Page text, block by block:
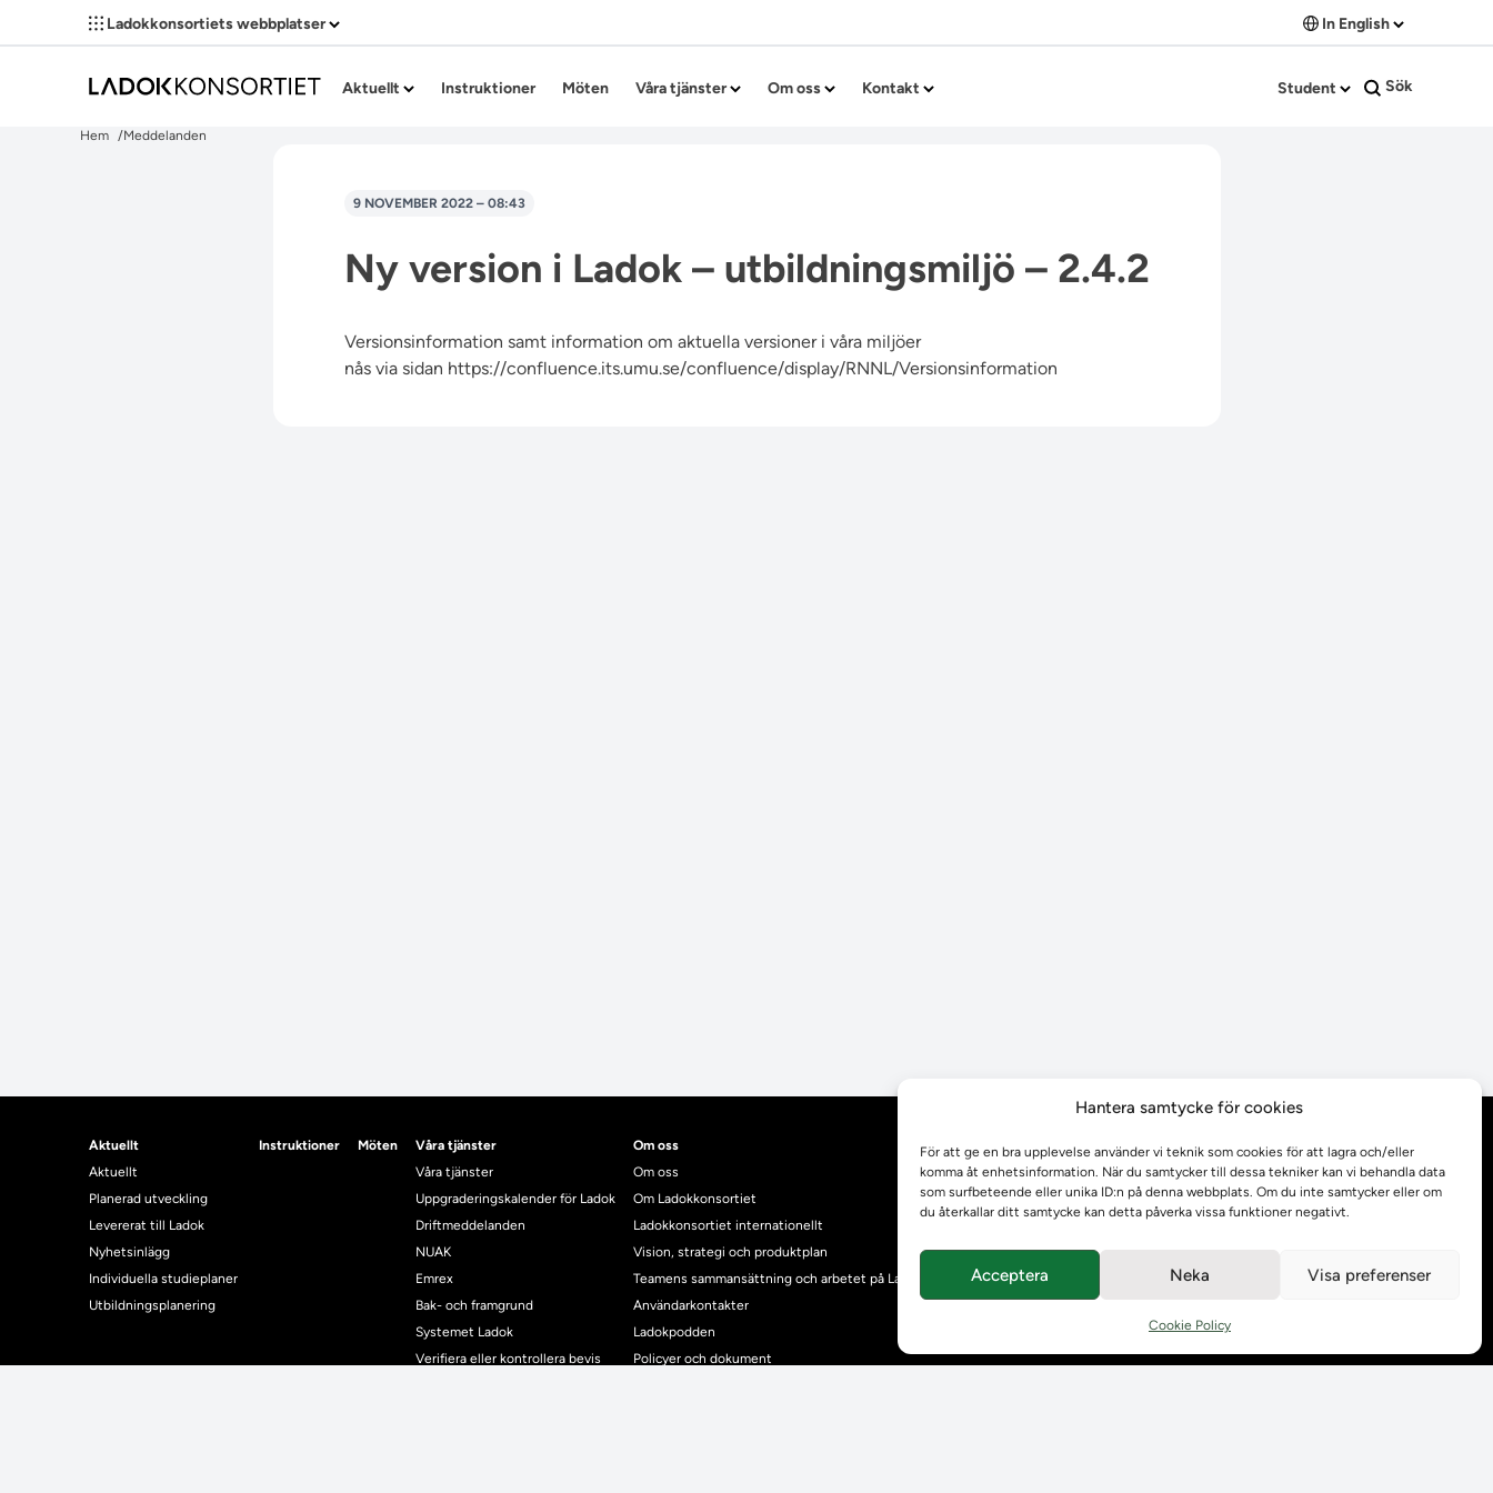
Hantera samtycke för cookies
För att ge en bra upplevelse använder vi teknik som cookies för att lagra och/eller
komma åt enhetsinformation. När du samtycker till dessa tekniker kan vi behandla data
som surfbeteende eller unika ID:n på denna webbplats. Om du inte samtycker eller om
du återkallar ditt samtycke kan detta påverka vissa funktioner negativt.
Acceptera Neka Visa preferenser
Cookie Policy
Ladokkonsortiets webbplatser In English
Aktuellt Instruktioner Möten Våra tjänster Om oss Kontakt Student Sök
Hem Meddelanden
9 NOVEMBER 2022 – 08:43
Ny version i Ladok – utbildningsmiljö – 2.4.2
Versionsinformation samt information om aktuella versioner i våra miljöer
nås via sidan https://confluence.its.umu.se/confluence/display/RNNL/Versionsinformation
Aktuellt
Aktuellt
Planerad utveckling
Levererat till Ladok
Nyhetsinlägg
Individuella studieplaner
Utbildningsplanering
Instruktioner Möten
Våra tjänster
Våra tjänster
Uppgraderingskalender för Ladok
Driftmeddelanden
NUAK
Emrex
Bak- och framgrund
Systemet Ladok
Verifiera eller kontrollera bevis
Om oss
Om oss
Om Ladokkonsortiet
Ladokkonsortiet internationellt
Vision, strategi och produktplan
Teamens sammansättning och arbetet på Ladokkonsortiet
Användarkontakter
Ladokpodden
Policyer och dokument
Behandling av
personuppgifter
Prenumerera på våra